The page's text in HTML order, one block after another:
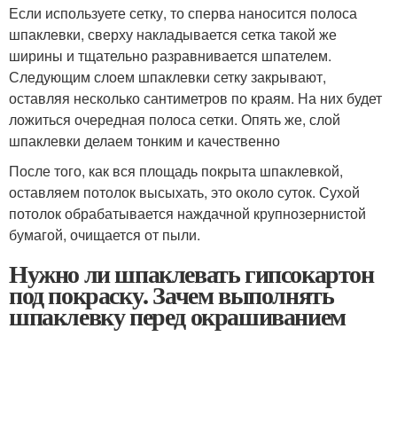
Если используете сетку, то сперва наносится полоса
шпаклевки, сверху накладывается сетка такой же
ширины и тщательно разравнивается шпателем.
Следующим слоем шпаклевки сетку закрывают,
оставляя несколько сантиметров по краям. На них будет
ложиться очередная полоса сетки. Опять же, слой
шпаклевки делаем тонким и качественно
После того, как вся площадь покрыта шпаклевкой,
оставляем потолок высыхать, это около суток. Сухой
потолок обрабатывается наждачной крупнозернистой
бумагой, очищается от пыли.
Нужно ли шпаклевать гипсокартон
под покраску. Зачем выполнять
шпаклевку перед окрашиванием